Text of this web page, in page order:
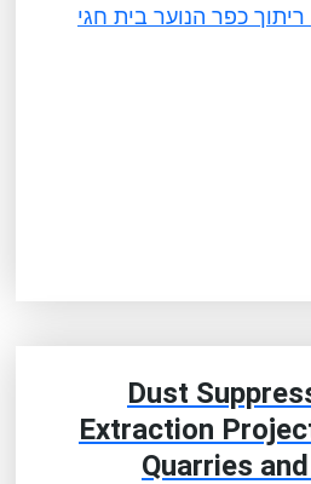
Dust
Extraction
Quarries